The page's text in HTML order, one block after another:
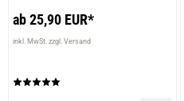
ab 25,90 EUR*
inkl. MwSt. zzgl. Versand